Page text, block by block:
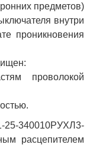
предметов)
внутри
проникновения
проволокой
25-340010РУХЛ3-
расцепителем